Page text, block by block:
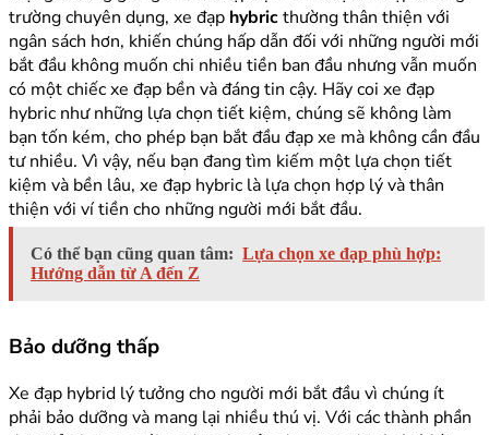
trường chuyên dụng, xe đạp hybricthường thân thiện với
ngân sách hơn, khiến chúng hấp dẫn đối với những người mới
bắt đầu không muốn chi nhiều tiền ban đầu nhưng vẫn muốn
có một chiếc xe đạp bền và đáng tin cậy. Hãy coi xe đạp
hybric như những lựa chọn tiết kiệm, chúng sẽ không làm
bạn tốn kém, cho phép bạn bắt đầu đạp xe mà không cần đầu
tư nhiều. Vì vậy, nếu bạn đang tìm kiếm một lựa chọn tiết
kiệm và bền lâu, xe đạp hybric là lựa chọn hợp lý và thân
thiện với ví tiền cho những người mới bắt đầu.
Có thể bạn cũng quan tâm: Lựa chọn xe đạp phù hợp:
Hướng dẫn từ A đến Z
Bảo dưỡng thấp
Xe đạp hybrid lý tưởng cho người mới bắt đầu vì chúng ít
phải bảo dưỡng và mang lại nhiều thú vị. Với các thành phần